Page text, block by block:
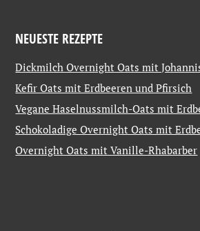
NEUESTE REZEPTE
Dickmilch Overnight Oats mit
Kefir Oats mit Erdbeeren und Pfirsich
Vegane Haselnussmilch-Oats mit
Schokoladige Overnight Oats mit
Overnight Oats mit Vanille-Rhabarber